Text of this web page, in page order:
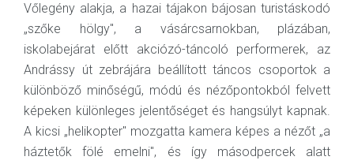
Vőlegény alakja, a hazai tájakon bájosan turistáskodó
„szőke hölgy", a vásárcsarnokban, plázában,
iskolabejárat előtt akciózó-táncoló performerek, az
Andrássy út zebrájára beállított táncos csoportok a
különböző minőségű, módú és nézőpontokból felvett
képeken különleges jelentőséget és hangsúlyt kapnak.
A kicsi „helikopter" mozgatta kamera képes a nézőt „a
háztetők fölé emelni", és így másodpercek alatt